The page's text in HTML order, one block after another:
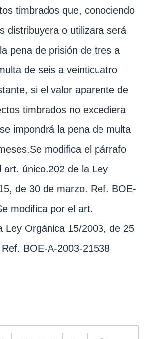
timbrados que, conociendo
distribuyera o utilizara será
pena de prisión de tres a
de seis a veinticuatro
si el valor aparente de
timbrados no excediera
impondrá la pena de multa
modifica el párrafo
art. único.202 de la Ley
de 30 de marzo. Ref. BOE-
modifica por el art.
Ley Orgánica 15/2003, de 25
BOE-A-2003-21538